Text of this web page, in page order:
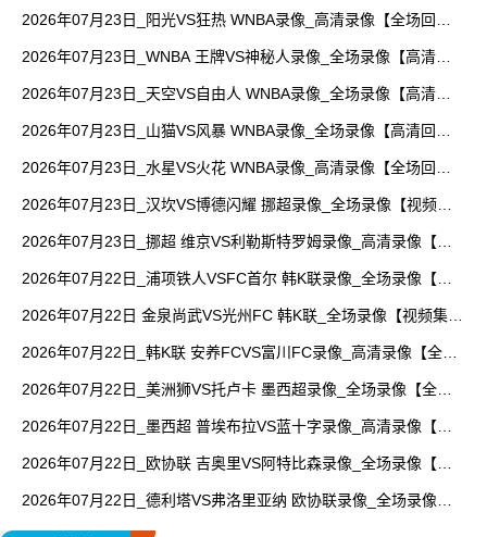
2026年07月23日_阳光VS狂热 WNBA录像_高清录像【全场回
2026年07月23日_WNBA 王牌VS神秘人录像_全场录像【高清回
2026年07月23日_天空VS自由人 WNBA录像_全场录像【高清回
2026年07月23日_山猫VS风暴 WNBA录像_全场录像【高清回
2026年07月23日_水星VS火花 WNBA录像_高清录像【全场回
2026年07月23日_汉坎VS博德闪耀 挪超录像_全场录像【视频集
2026年07月23日_挪超 维京VS利勒斯特罗姆录像_高清录像【全
2026年07月22日_浦项铁人VSFC首尔 韩K联录像_全场录像【高
2026年07月22日 金泉尚武VS光州FC 韩K联_全场录像【视频集
2026年07月22日_韩K联 安养FCVS富川FC录像_高清录像【全场
2026年07月22日_美洲狮VS托卢卡 墨西超录像_全场录像【全场
2026年07月22日_墨西超 普埃布拉VS蓝十字录像_高清录像【全
2026年07月22日_欧协联 吉奥里VS阿特比森录像_全场录像【全
2026年07月22日_德利塔VS弗洛里亚纳 欧协联录像_全场录像